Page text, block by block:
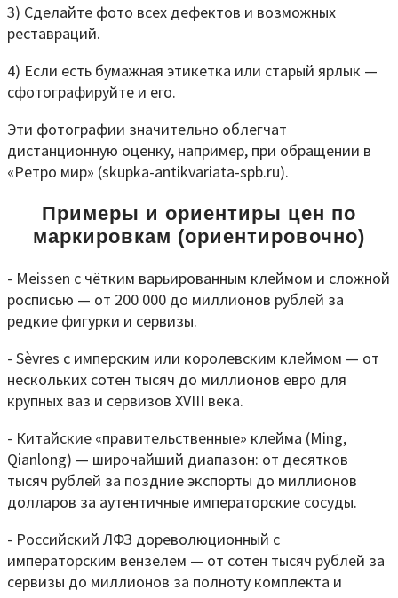
3) Сделайте фото всех дефектов и возможных
реставраций.
4) Если есть бумажная этикетка или старый ярлык —
сфотографируйте и его.
Эти фотографии значительно облегчат
дистанционную оценку, например, при обращении в
«Ретро мир» (skupka-antikvariata-spb.ru).
Примеры и ориентиры цен по
маркировкам (ориентировочно)
- Meissen с чётким варьированным клеймом и сложной
росписью — от 200 000 до миллионов рублей за
редкие фигурки и сервизы.
- Sèvres с имперским или королевским клеймом — от
нескольких сотен тысяч до миллионов евро для
крупных ваз и сервизов XVIII века.
- Китайские «правительственные» клейма (Ming,
Qianlong) — широчайший диапазон: от десятков
тысяч рублей за поздние экспорты до миллионов
долларов за аутентичные императорские сосуды.
- Российский ЛФЗ дореволюционный с
императорским вензелем — от сотен тысяч рублей за
сервизы до миллионов за полноту комплекта и